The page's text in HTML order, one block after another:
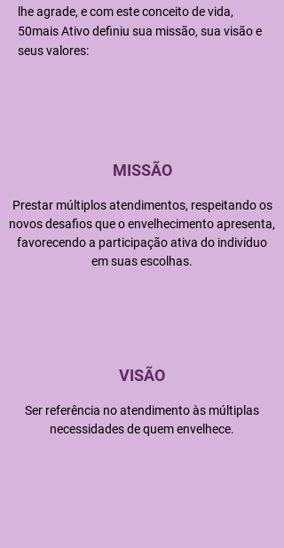
lhe agrade, e com este conceito de vida,
50mais Ativo definiu sua missão, sua visão e
seus valores:
MISSÃO
Prestar múltiplos atendimentos, respeitando os
novos desafios que o envelhecimento apresenta,
favorecendo a participação ativa do indivíduo
em suas escolhas.
VISÃO
Ser referência no atendimento às múltiplas
necessidades de quem envelhece.